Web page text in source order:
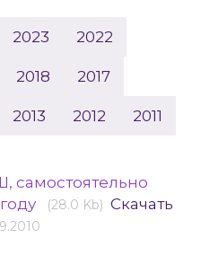
2023 2022
2018 2017
2013 2012 2011
самостоятельно
(28.0 Kb) Скачать